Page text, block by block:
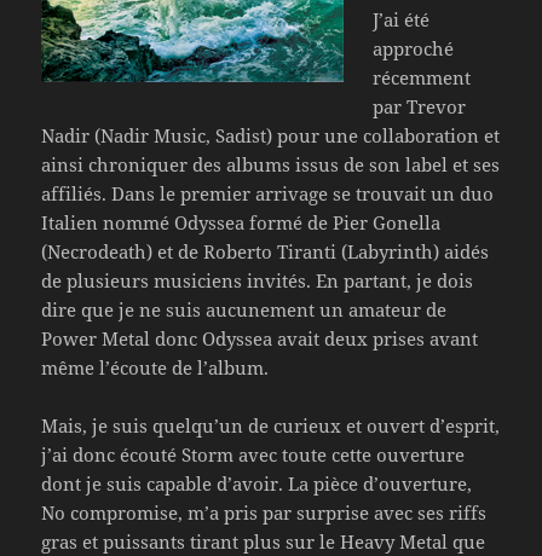
J’ai été
approché
récemment
par Trevor
Nadir (Nadir Music, Sadist) pour une collaboration et
ainsi chroniquer des albums issus de son label et ses
affiliés. Dans le premier arrivage se trouvait un duo
Italien nommé Odyssea formé de Pier Gonella
(Necrodeath) et de Roberto Tiranti (Labyrinth) aidés
de plusieurs musiciens invités. En partant, je dois
dire que je ne suis aucunement un amateur de
Power Metal donc Odyssea avait deux prises avant
même l’écoute de l’album.
Mais, je suis quelqu’un de curieux et ouvert d’esprit,
j’ai donc écouté Storm avec toute cette ouverture
dont je suis capable d’avoir. La pièce d’ouverture,
No compromise, m’a pris par surprise avec ses riffs
gras et puissants tirant plus sur le Heavy Metal que